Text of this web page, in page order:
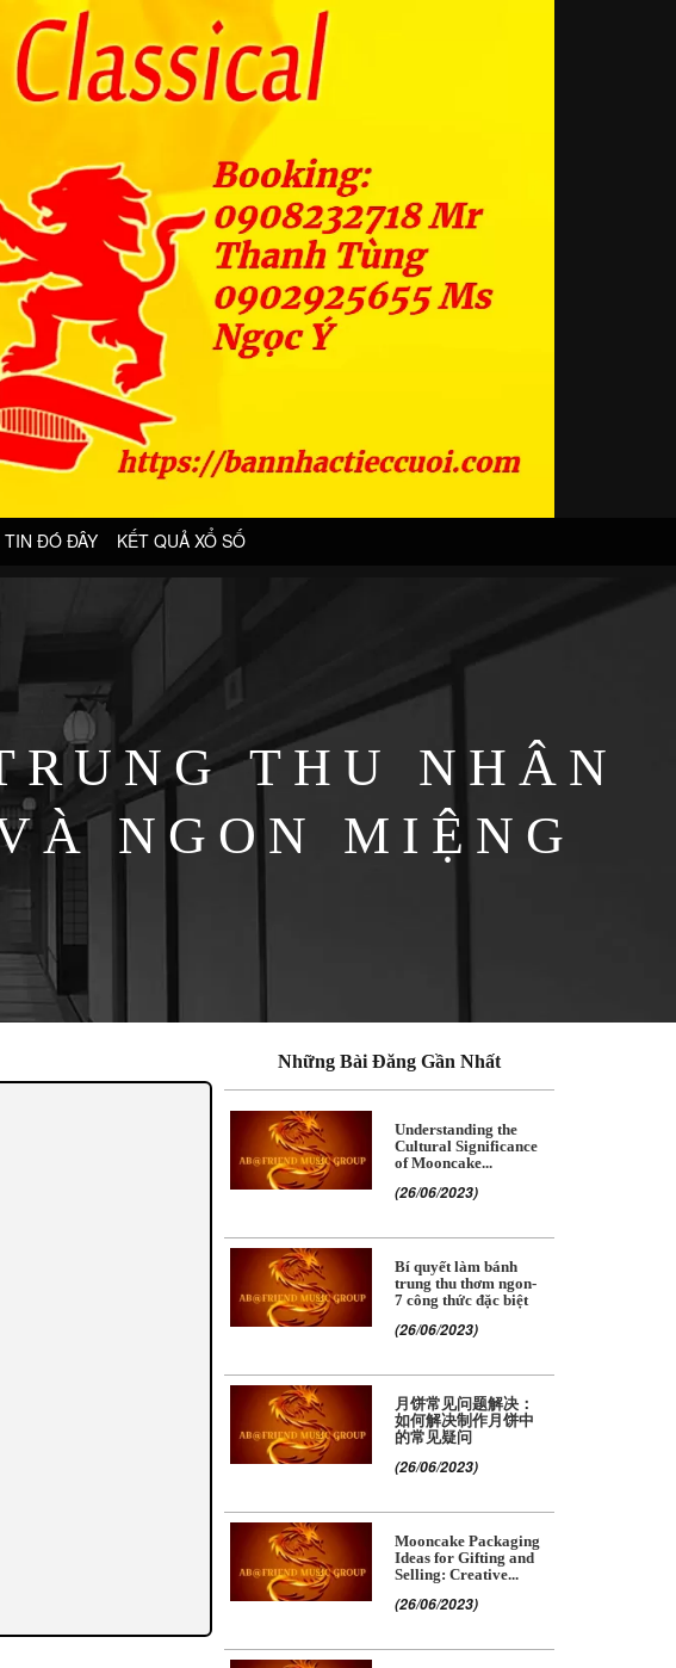
TIN ĐÓ ĐÂY KẾT QUẢ XỔ SỐ
THU NHÂN
NGON MIỆNG
Những Bài Đăng Gần Nhất
Understanding the
Cultural Significance
of Mooncake...
(26/06/2023)
Bí quyết làm bánh
trung thu thơm ngon-
7 công thức đặc biệt
(26/06/2023)
月饼常见问题解决：
如何解决制作月饼中
的常见疑问
(26/06/2023)
Mooncake Packaging
Ideas for Gifting and
Selling: Creative...
(26/06/2023)